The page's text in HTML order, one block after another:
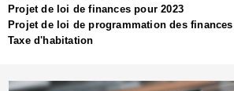
Projet de loi de finances pour 2023
Projet de loi de programmation des finances
Taxe d'habitation